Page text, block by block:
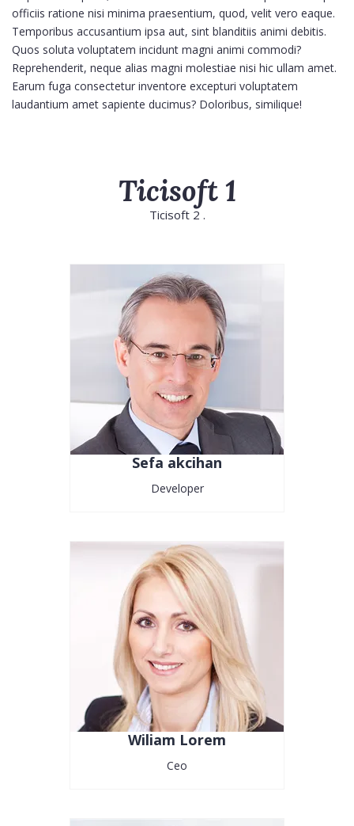
officiis ratione nisi minima praesentium, quod, velit vero eaque.
Temporibus accusantium ipsa aut, sint blanditiis animi debitis.
Quos soluta voluptatem incidunt magni animi commodi?
Reprehenderit, neque alias magni molestiae nisi hic ullam amet.
Earum fuga consectetur inventore excepturi voluptatem
laudantium amet sapiente ducimus? Doloribus, similique!
Ticisoft 1
Ticisoft 2 .
Sefa akcihan
Developer
Wiliam Lorem
Ceo